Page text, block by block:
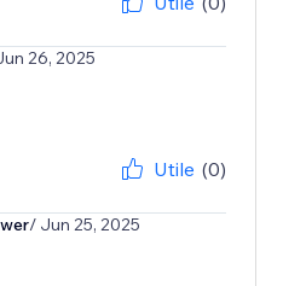
26, 2025
Utile (0)
/ Jun 25, 2025